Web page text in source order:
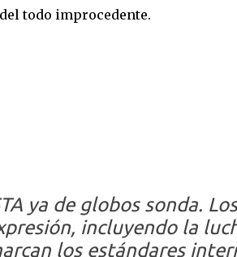
todo improcedente.
ya de globos sonda.
incluyendo la
los estándares